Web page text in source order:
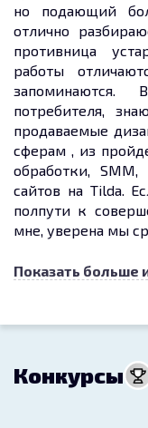
но подающий
отлично
противница
работы
запоминаются.
потребителя,
продаваемые
сферам , из
обработки, SMM,
сайтов на Tilda.
полпути к
мне, уверена мы
insta:
Показать больше
Конкурсы